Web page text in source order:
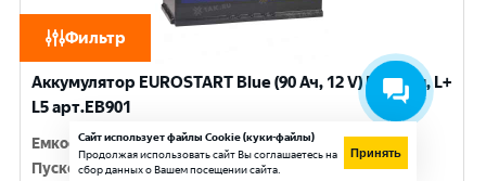
Фильтр
Аккумулятор EUROSTART Blue (90 Ач, 12 V) Прямая, L+
L5 арт.EB901
Емкость:90 Ач
Пусковой ток:720 A
Сайт использует файлы Cookie (куки-файлы)
Продолжая использовать сайт Вы соглашаетесь на
сбор данных о Вашем посещении сайта.
Принять